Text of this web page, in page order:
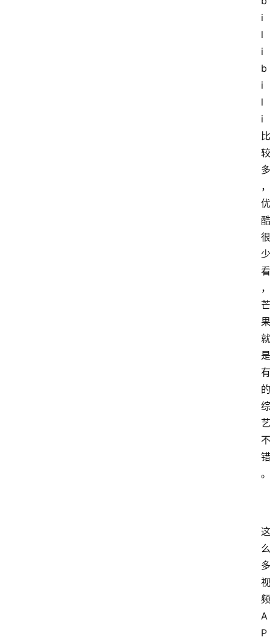
i
l
i
b
i
l
i
比
较
多
，
优
酷
很
少
看
，
芒
果
就
是
有
的
综
艺
不
错
。
这
么
多
视
频
A
P